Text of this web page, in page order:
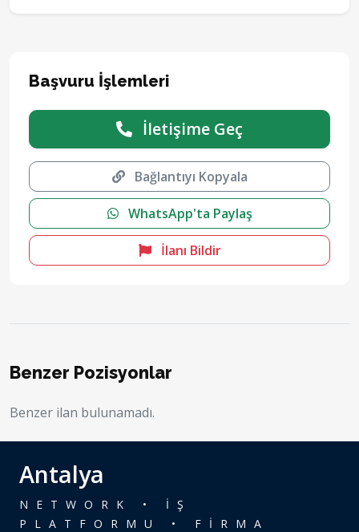
Başvuru İşlemleri
İletişime Geç
Bağlantıyı Kopyala
WhatsApp'ta Paylaş
İlanı Bildir
Benzer Pozisyonlar
Benzer ilan bulunamadı.
Antalya
NETWORK • İŞ
PLATFORMU • FİRMA